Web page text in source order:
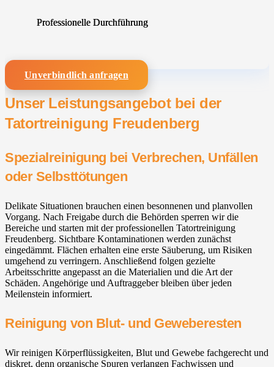
Professionelle Durchführung
Unverbindlich anfragen
Unser Leistungsangebot bei der
Tatortreinigung Freudenberg
Spezialreinigung bei Verbrechen, Unfällen
oder Selbsttötungen
Delikate Situationen brauchen einen besonnenen und planvollen
Vorgang. Nach Freigabe durch die Behörden sperren wir die
Bereiche und starten mit der professionellen Tatortreinigung
Freudenberg. Sichtbare Kontaminationen werden zunächst
eingedämmt. Flächen erhalten eine erste Säuberung, um Risiken
umgehend zu verringern. Anschließend folgen gezielte
Arbeitsschritte angepasst an die Materialien und die Art der
Schäden. Angehörige und Auftraggeber bleiben über jeden
Meilenstein informiert.
Reinigung von Blut- und Geweberesten
Wir reinigen Körperflüssigkeiten, Blut und Gewebe fachgerecht und
diskret, denn organische Spuren verlangen Fachwissen und